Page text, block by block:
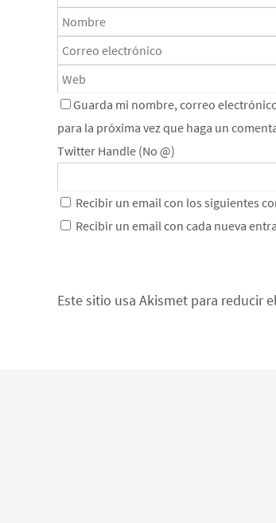
Guarda mi nombre, correo
para la próxima vez que haga un
Twitter Handle (No @)
Recibir un email con los siguientes
Recibir un email con cada nueva
Este sitio usa Akismet para reducir